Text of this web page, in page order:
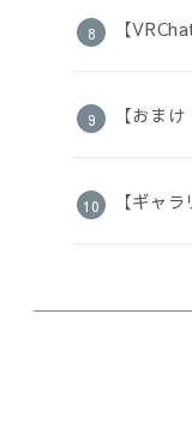
【
【おま
【ギャラ